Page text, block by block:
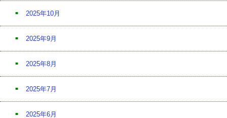
2025年10月
2025年9月
2025年8月
2025年7月
2025年6月